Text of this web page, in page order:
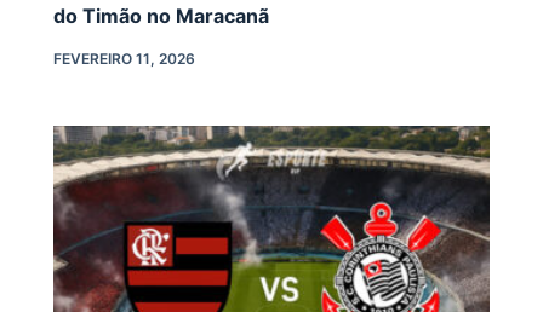
do Timão no Maracanã
FEVEREIRO 11, 2026